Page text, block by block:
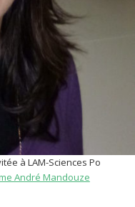
à LAM-Sciences Po
André Mandouze